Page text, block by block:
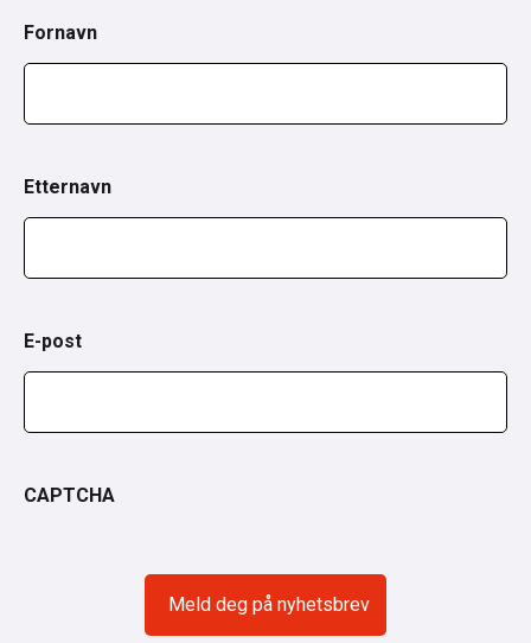
Fornavn
Etternavn
E-post
CAPTCHA